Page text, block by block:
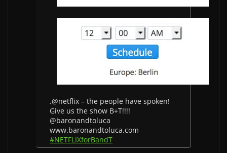
.@netflix – the people have spoken!
Give us the show B+T!!!!
@baronandtoluca
www.baronandtoluca.com
#NETFLIXforBandT